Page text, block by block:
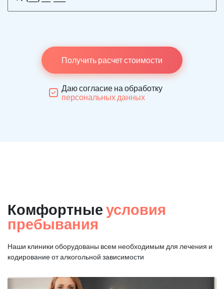
Получить расчет стоимости
Даю согласие на обработку
персональных данных
Комфортные условия
пребывания
Наши клиники оборудованы всем необходимым для лечения и
кодирование от алкогольной зависимости